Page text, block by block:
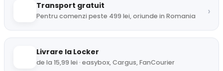
Transport gratuit
Pentru comenzi peste 499 lei, oriunde in Romania ›
Livrare la Locker
de la 15,99 lei · easybox, Cargus, FanCourier